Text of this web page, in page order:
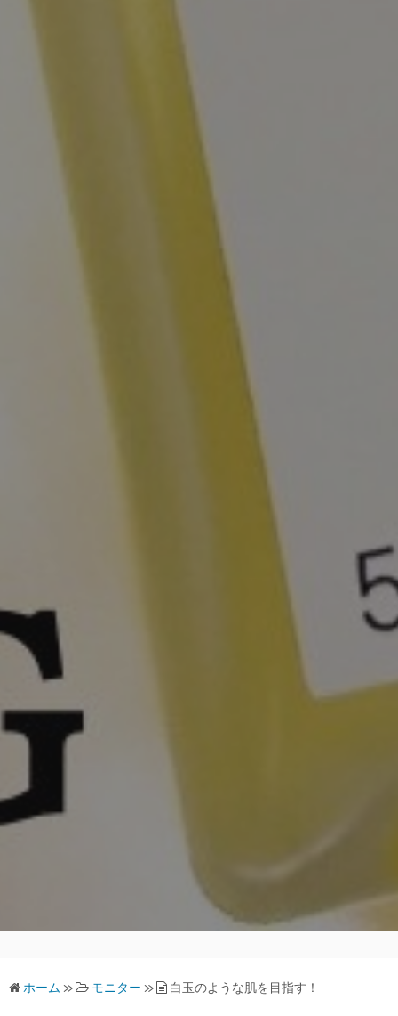
ホーム » モニター » 白玉のような肌を目指す！